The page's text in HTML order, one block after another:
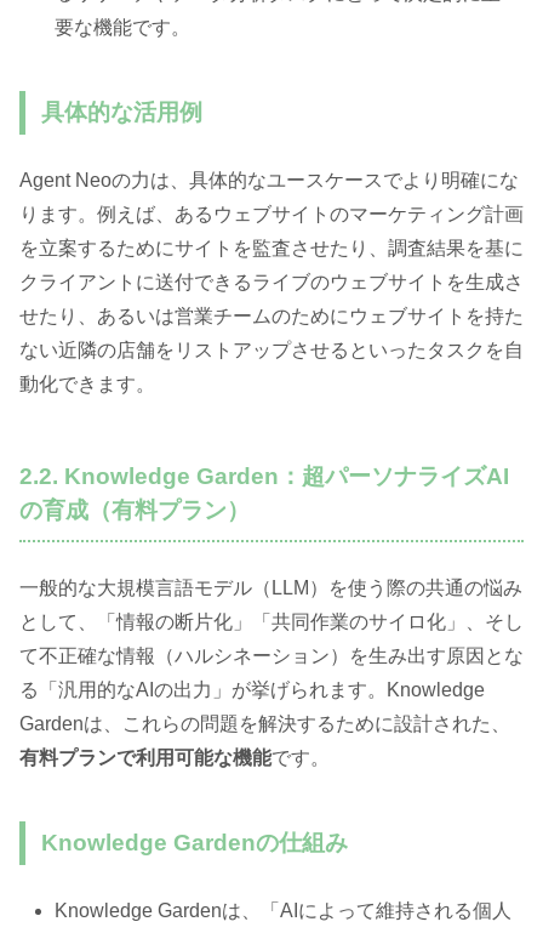
要な機能です。
具体的な活用例
Agent Neoの力は、具体的なユースケースでより明確にな
ります。例えば、あるウェブサイトのマーケティング計画
を立案するためにサイトを監査させたり、調査結果を基に
クライアントに送付できるライブのウェブサイトを生成さ
せたり、あるいは営業チームのためにウェブサイトを持た
ない近隣の店舗をリストアップさせるといったタスクを自
動化できます。
2.2. Knowledge Garden：超パーソナライズAI
の育成（有料プラン）
一般的な大規模言語モデル（LLM）を使う際の共通の悩み
として、「情報の断片化」「共同作業のサイロ化」、そし
て不正確な情報（ハルシネーション）を生み出す原因とな
る「汎用的なAIの出力」が挙げられます。Knowledge
Gardenは、これらの問題を解決するために設計された、
有料プランで利用可能な機能です。
Knowledge Gardenの仕組み
Knowledge Gardenは、「AIによって維持される個人